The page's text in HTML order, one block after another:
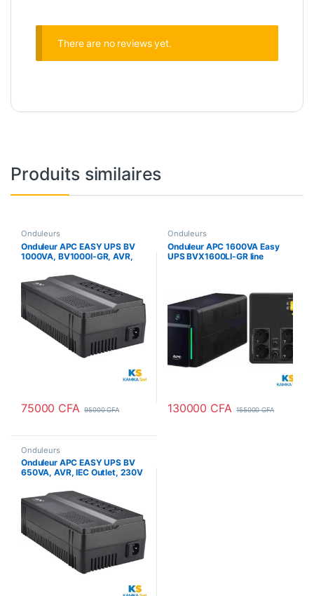
There are no reviews yet.
Produits similaires
Onduleurs
Onduleur APC EASY UPS BV
1000VA, BV1000I-GR, AVR,
75000 CFA 95000CFA
Onduleurs
Onduleur APC 1600VA Easy
UPS BVX1600LI-GR line
130000 CFA 155000CFA
Onduleurs
Onduleur APC EASY UPS BV
650VA, AVR, IEC Outlet, 230V